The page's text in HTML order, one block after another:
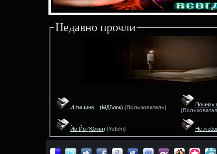
Недавно прочли
И тишина... (МДБлок) (Пользователь)
Почему
(
Йо-Йо (Юлия) (Yulchi) Не